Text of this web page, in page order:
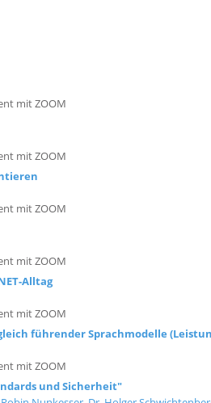
mit ZOOM
mit ZOOM
mit ZOOM
mit ZOOM
Alltag
mit ZOOM
führender Sprachmodelle
mit ZOOM
und Sicherheit"